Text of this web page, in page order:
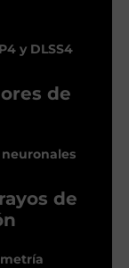
y DLSS4
de
de